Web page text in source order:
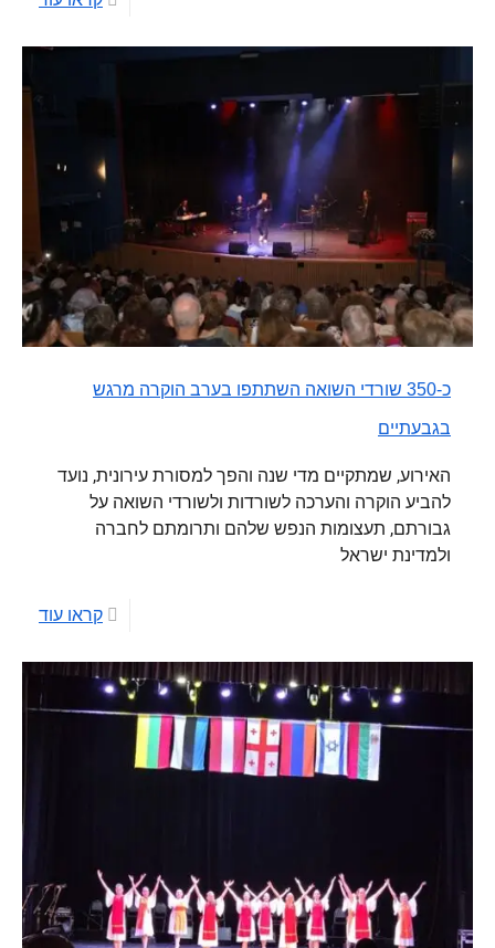
כ-350 שורדי השואה השתתפו בערב הוקרה מרגש
בגבעתיים
האירוע, שמתקיים מדי שנה והפך למסורת עירונית, נועד
להביע הוקרה והערכה לשורדות ולשורדי השואה על
גבורתם, תעצומות הנפש שלהם ותרומתם לחברה
ולמדינת ישראל
קראו עוד